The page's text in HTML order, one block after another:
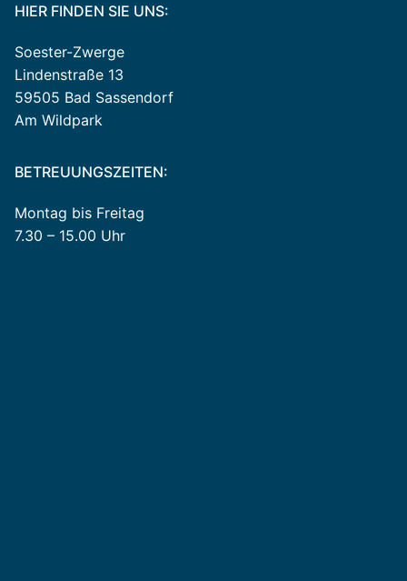
HIER FINDEN SIE UNS:
Soester-Zwerge
Lindenstraße 13
59505 Bad Sassendorf
Am Wildpark
BETREUUNGSZEITEN:
Montag bis Freitag
7.30 – 15.00 Uhr